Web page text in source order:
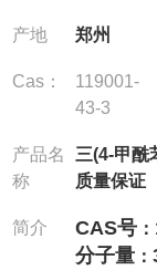
产地 郑州
Cas：
119001-
43-3
产品名
称
三(4-甲酰
质量保证
简介 CAS号：
分子量：